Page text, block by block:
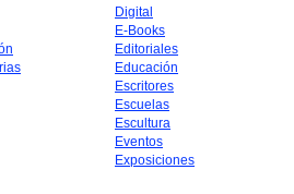
Digital
E-Books
Editoriales
Educación
Escritores
Escuelas
Escultura
Eventos
Exposiciones